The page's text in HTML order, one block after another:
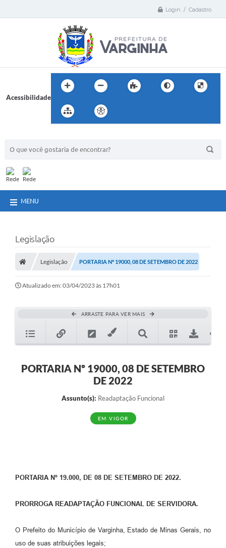
Login / Cadastro
Acessibilidade
MENU
Legislação
Legislação PORTARIA Nº 19000, 08 DE SETEMBRO DE 2022
Atualizado em: 03/04/2023 às 17h01
ARRASTE PARA VER MAIS
PORTARIA Nº 19000, 08 DE SETEMBRO
DE 2022
Assunto(s): Readaptação Funcional
EM VIGOR
PORTARIA Nº 19.000, DE 08 DE SETEMBRO DE 2022.
PRORROGA READAPTAÇÃO FUNCIONAL DE SERVIDORA.
O Prefeito do Município de Varginha, Estado de Minas Gerais, no
uso de suas atribuições legais;